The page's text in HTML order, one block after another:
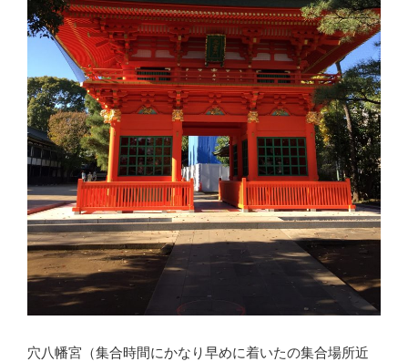
穴八幡宮（集合時間にかなり早めに着いたの集合場所近